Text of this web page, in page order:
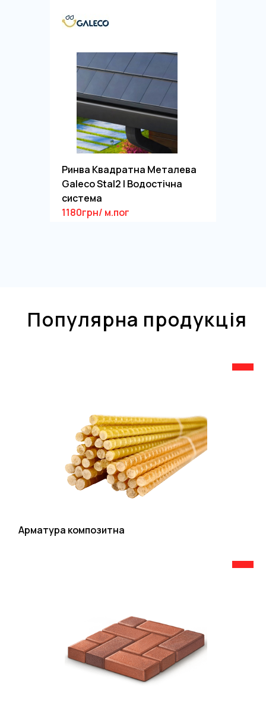
Ринва Квадратна Металева
Galeco Stal2 | Водостічна
система
1180грн/ м.пог
Популярна продукція
Арматура композитна